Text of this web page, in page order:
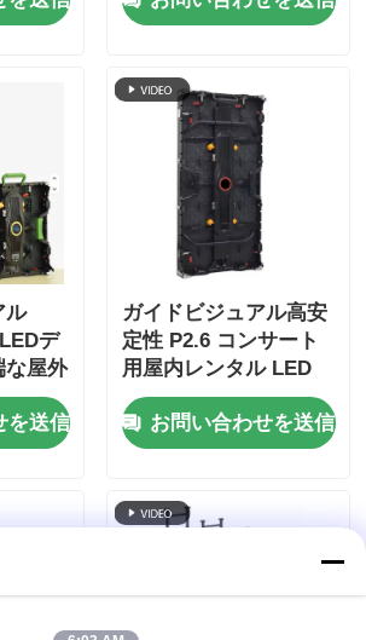
ュレート
ル
デ
な屋外
高明
リー
を送信
ガイドビジュアル高安
定性 P2.6 コンサート
用屋内レンタル LED
ディスプレイ、デュア
ル電源バックアップ
7680Hz CE
お問い合わせを送信